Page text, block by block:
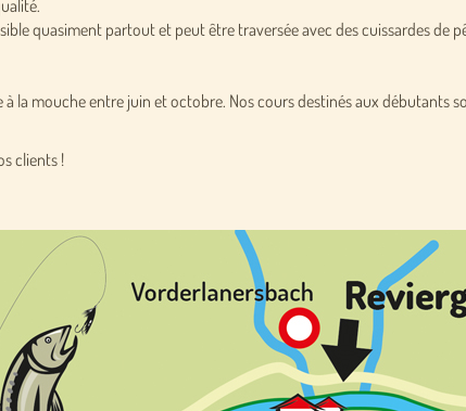
quasiment partout et peut être traversée avec des cuissardes de
à la mouche entre juin et octobre. Nos cours destinés aux
clients !